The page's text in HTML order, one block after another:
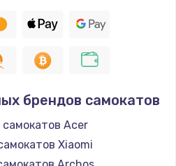
шнура
Заказать
электронного модуля
брендов самокатов
Acer
Xiaomi